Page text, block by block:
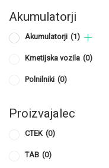
Akumulatorji
Akumulatorji (1)
Kmetijska vozila (0)
Polnilniki (0)
Proizvajalec
CTEK (0)
TAB (0)